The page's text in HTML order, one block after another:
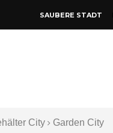
SAUBERE STADT
City Garden City